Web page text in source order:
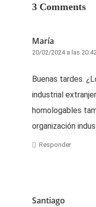
3 Comments
María
20/02/2024 a las 20:42
Buenas tardes.
industrial
homologables
organización
Responder
Santiago